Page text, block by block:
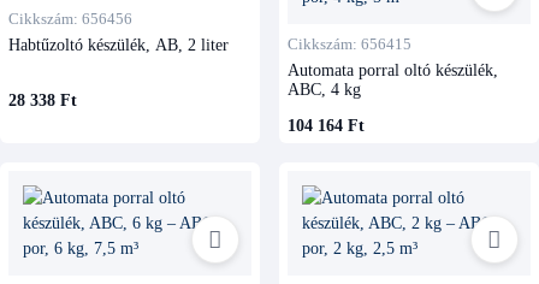
Cikkszám: 656456
Habtűzoltó készülék, AB, 2 liter
28 338 Ft
Cikkszám: 656415
Automata porral oltó készülék,
ABC, 4 kg
104 164 Ft